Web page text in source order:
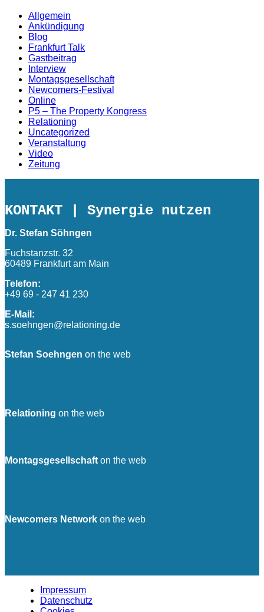
Allgemein
Ankündigung
Blog
Frankfurt Talk
Gastbeitrag
Interview
Montagsgesellschaft
Newcomers-Festival
Online
P5 – The Property Kongress
Relationing
Uncategorized
Veranstaltung
Video
Zeitung
KONTAKT | Synergie nutzen
Dr. Stefan Söhngen
Fuchstanzstr. 32
60489 Frankfurt am Main
Telefon:
+49 69 - 247 41 230
E-Mail:
s.soehngen@relationing.de
Stefan Soehngen on the web
Relationing on the web
Montagsgesellschafton the web
Newcomers Network on the web
Impressum
Datenschutz